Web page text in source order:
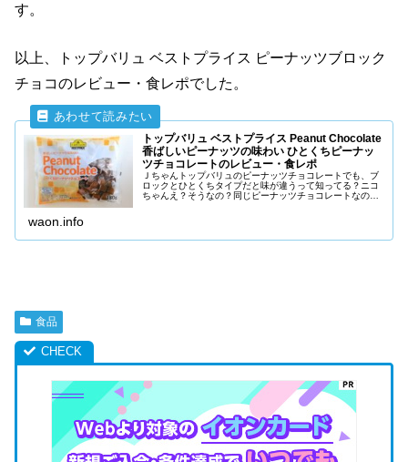
す。
以上、トップバリュ ベストプライス ピーナッツブロック
チョコのレビュー・食レポでした。
トップバリュ ベストプライス Peanut Chocolate
香ばしいピーナッツの味わい ひとくちピーナッ
ツチョコレートのレビュー・食レポ
Ｊちゃんトップバリュのピーナッツチョコレートでも、ブ
ロックとひとくちタイプだと味が違うって知ってる？ニコ
ちゃんえ？そうなの？同じピーナッツチョコレートなの
waon.info
食品